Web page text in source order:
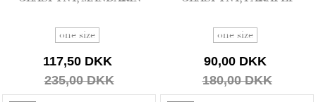
one size
117,50 DKK
235,00 DKK
one size
90,00 DKK
180,00 DKK